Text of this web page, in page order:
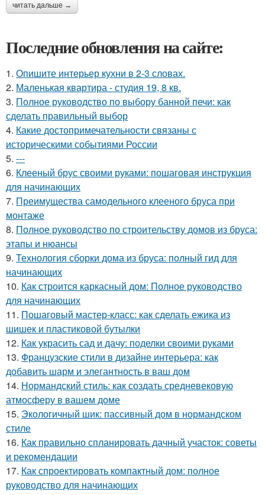
читать дальше →
Последние обновления на сайте:
1. Опишите интерьер кухни в 2-3 словах.
2. Маленькая квартира - студия 19, 8 кв.
3. Полное руководство по выбору банной печи: как
сделать правильный выбор
4. Какие достопримечательности связаны с
историческими событиями России
5. ---
6. Клееный брус своими руками: пошаговая инструкция
для начинающих
7. Преимущества самодельного клееного бруса при
монтаже
8. Полное руководство по строительству домов из бруса:
этапы и нюансы
9. Технология сборки дома из бруса: полный гид для
начинающих
10. Как строится каркасный дом: Полное руководство
для начинающих
11. Пошаговый мастер-класс: как сделать ежика из
шишек и пластиковой бутылки
12. Как украсить сад и дачу: поделки своими руками
13. Французские стили в дизайне интерьера: как
добавить шарм и элегантность в ваш дом
14. Нормандский стиль: как создать средневековую
атмосферу в вашем доме
15. Экологичный шик: пассивный дом в нормандском
стиле
16. Как правильно спланировать дачный участок: советы
и рекомендации
17. Как спроектировать компактный дом: полное
руководство для начинающих